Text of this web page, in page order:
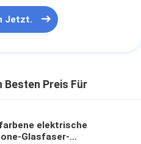
Jetzt.
Besten Preis Für
elektrische
Glasfaser-